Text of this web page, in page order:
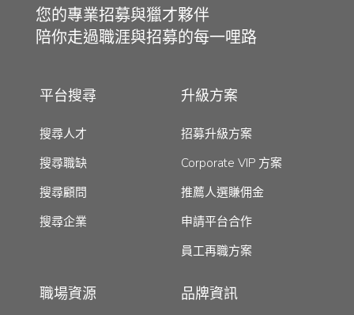
您的專業招募與獵才夥伴
陪你走過職涯與招募的每一哩路
平台搜尋
搜尋人才
搜尋職缺
搜尋顧問
搜尋企業
升級方案
招募升級方案
Corporate VIP 方案
推薦人選賺佣金
申請平台合作
員工再職方案
職場資源 品牌資訊